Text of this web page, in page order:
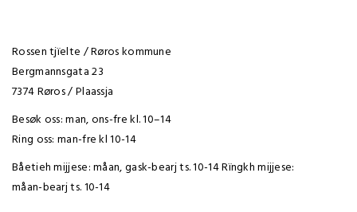
Rossen tjïelte / Røros kommune
Bergmannsgata 23
7374 Røros / Plaassja
Besøk oss: man, ons-fre kl. 10–14
Ring oss: man-fre kl 10-14
Båetieh mijjese: måan, gask-bearj ts. 10-14 Rïngkh mijjese:
måan-bearj ts. 10-14